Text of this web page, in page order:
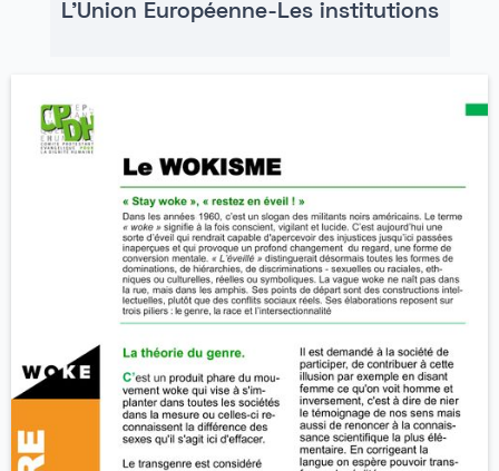
L'Union Européenne-Les institutions